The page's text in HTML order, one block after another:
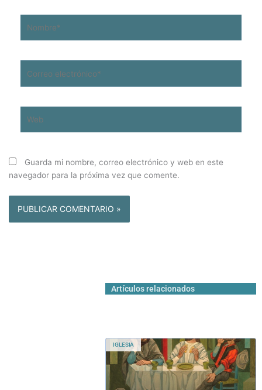
electrónico*
Guarda mi nombre, correo electrónico y web en este
navegador para la próxima vez que comente.
Artículos relacionados